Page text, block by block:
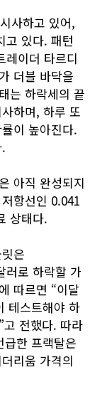
사하고 있어,
고 있다. 패턴
레이더 타르디
더블 바닥을
는 하락세의 끝
하며, 하루 또
이 높아진다.
아직 완성되지
항선인 0.041
상태다.
은
러로 하락할 가
따르면 “이달
테스트해야 하
고 전했다. 따라
한 프랙탈은
리움 가격의